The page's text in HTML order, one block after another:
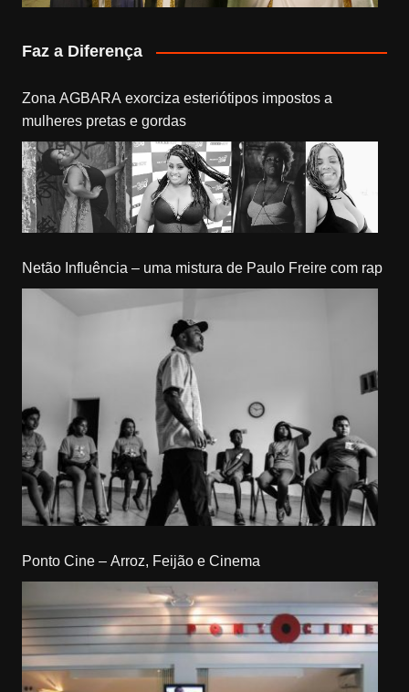
Faz a Diferença
Zona AGBARA exorciza esteriótipos impostos a
mulheres pretas e gordas
Netão Influência – uma mistura de Paulo Freire com rap
Ponto Cine – Arroz, Feijão e Cinema